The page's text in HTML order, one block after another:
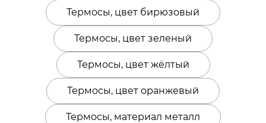
Термосы, цвет бирюзовый
Термосы, цвет зеленый
Термосы, цвет жёлтый
Термосы, цвет оранжевый
Термосы, материал металл